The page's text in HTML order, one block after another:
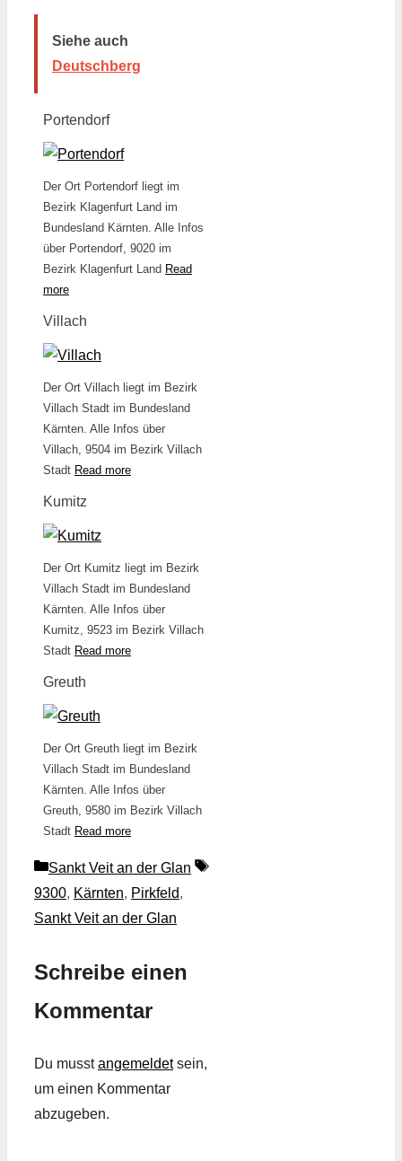
Siehe auch
Deutschberg
Portendorf
Der Ort Portendorf liegt im
Bezirk Klagenfurt Land im
Bundesland Kärnten. Alle Infos
über Portendorf, 9020 im
Bezirk Klagenfurt Land Read
more
Villach
Der Ort Villach liegt im Bezirk
Villach Stadt im Bundesland
Kärnten. Alle Infos über
Villach, 9504 im Bezirk Villach
Stadt Read more
Kumitz
Der Ort Kumitz liegt im Bezirk
Villach Stadt im Bundesland
Kärnten. Alle Infos über
Kumitz, 9523 im Bezirk Villach
Stadt Read more
Greuth
Der Ort Greuth liegt im Bezirk
Villach Stadt im Bundesland
Kärnten. Alle Infos über
Greuth, 9580 im Bezirk Villach
Stadt Read more
Kategorien
Sankt Veit an der Glan
Schlagwörter
9300, Kärnten, Pirkfeld,
Sankt Veit an der Glan
Schreibe einen
Kommentar
Du musstangemeldetsein,
um einen Kommentar
abzugeben.